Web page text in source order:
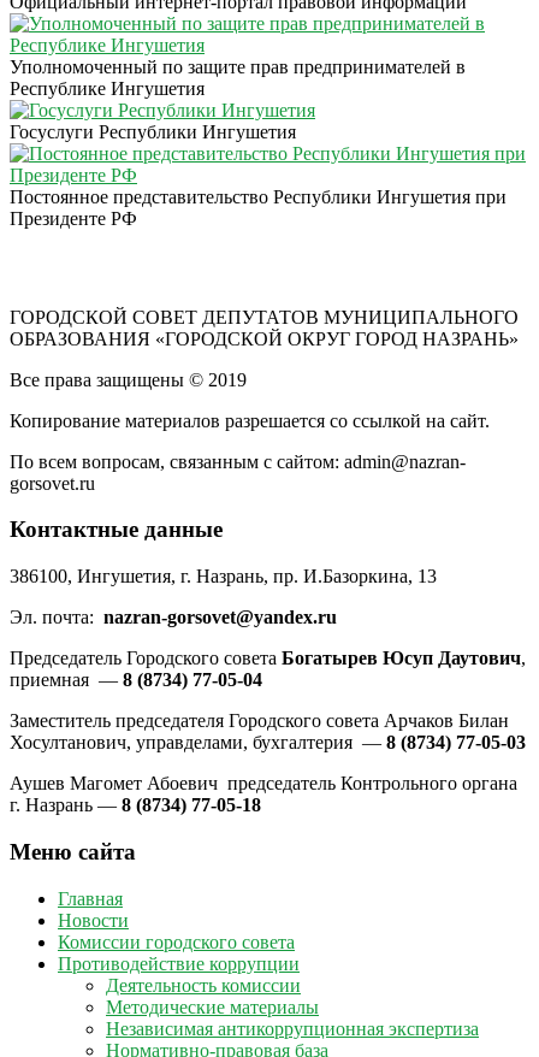
Уполномоченный по защите прав предпринимателей в
Республике Ингушетия
Госуслуги Республики Ингушетия
Постоянное представительство Республики Ингушетия при
Президенте РФ
ГОРОДСКОЙ СОВЕТ ДЕПУТАТОВ МУНИЦИПАЛЬНОГО
ОБРАЗОВАНИЯ «ГОРОДСКОЙ ОКРУГ ГОРОД НАЗРАНЬ»
Все права защищены © 2019
Копирование материалов разрешается со ссылкой на сайт.
По всем вопросам, связанным с сайтом: admin@nazran-
gorsovet.ru
Контактные данные
386100, Ингушетия, г. Назрань, пр. И.Базоркина, 13
Эл. почта: nazran-gorsovet@yandex.ru
Председатель Городского совета Богатырев Юсуп Даутович,
приемная — 8 (8734) 77-05-04
Заместитель председателя Городского совета Арчаков Билан
Хосултанович, управделами, бухгалтерия — 8 (8734) 77-05-03
Аушев Магомет Абоевич председатель Контрольного органа
г. Назрань — 8 (8734) 77-05-18
Меню сайта
Главная
Новости
Комиссии городского совета
Противодействие коррупции
Деятельность комиссии
Методические материалы
Независимая антикоррупционная экспертиза
Нормативно-правовая база